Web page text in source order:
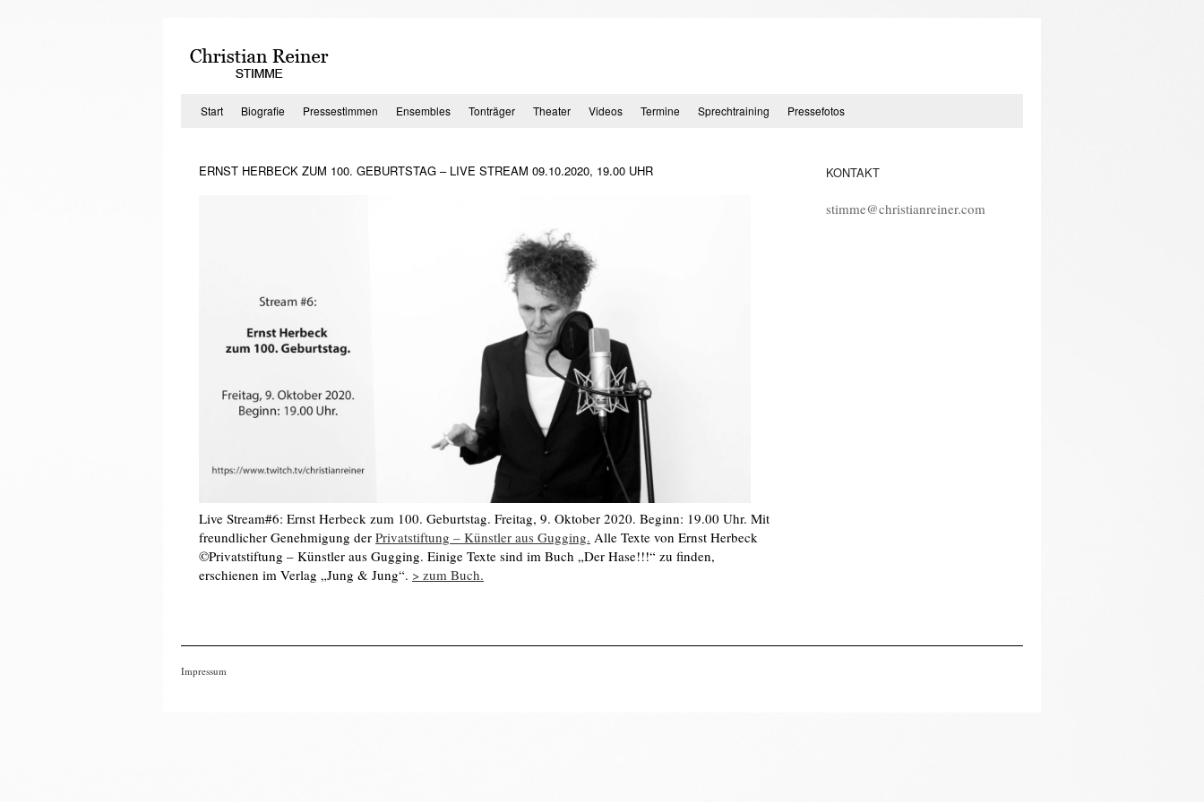
springen
Start Biografie Pressestimmen Ensembles Tonträger Theater Videos Termine Sprechtraining Pressefotos
ERNST HERBECK ZUM 100. GEBURTSTAG – LIVE STREAM 09.10.2020, 19.00 UHR
Live Stream#6: Ernst Herbeck zum 100. Geburtstag. Freitag, 9. Oktober 2020. Beginn: 19.00 Uhr. Mit
freundlicher Genehmigung der Privatstiftung – Künstler aus Gugging. Alle Texte von Ernst Herbeck
©Privatstiftung – Künstler aus Gugging. Einige Texte sind im Buch „Der Hase!!!“ zu finden,
erschienen im Verlag „Jung & Jung“. > zum Buch.
KONTAKT
stimme@christianreiner.com
Impressum